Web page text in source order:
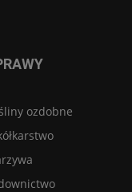
ozdobne